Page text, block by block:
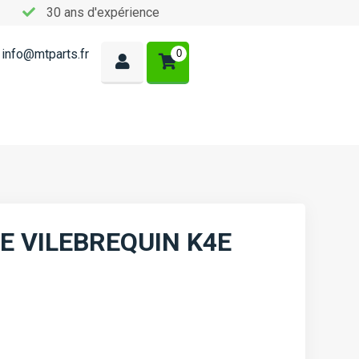
30 ans d'expérience
info@mtparts.fr 0
VILEBREQUIN K4E